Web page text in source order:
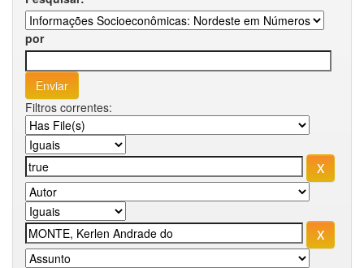
por
Filtros correntes: